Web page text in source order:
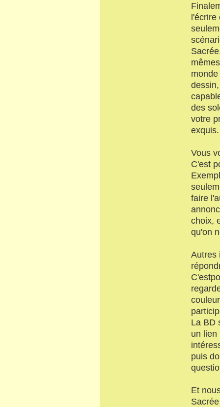
l'écrire
des
votre
exquis.
Vous
C'est
faire
choix,
qu'on
Autres
La BD
un lien
puis
Et